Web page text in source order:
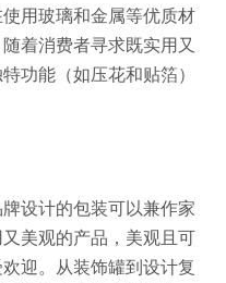
用玻璃和金属等优质材
着消费者寻求既实用又
功能（如压花和贴箔）
设计的包装可以兼作家
美观的产品，美观且可
迎。从装饰罐到设计复